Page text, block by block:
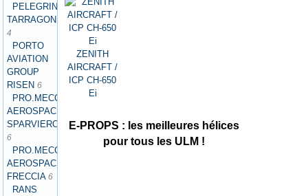
PELEGRIN
TARRAGON
4
PORTO
AVIATION
GROUP
RISEN 6
PRO.MECC
AEROSPACE
SPARVIERO
6
PRO.MECC
AEROSPACE
FRECCIA 6
RANS
ZENITH
AIRCRAFT /
ICP CH-650
Ei
E-PROPS : les meilleures hélices
pour tous les ULM !